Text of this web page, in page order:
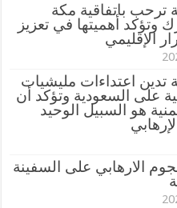
ترحب باتفاقية مكة
وتؤكد أهميتها في تعزيز
الإقليمي
تدين اعتداءات مليشيات
على السعودية وتؤكد أن
هو السبيل الوحيد
الارهابي على السفينة